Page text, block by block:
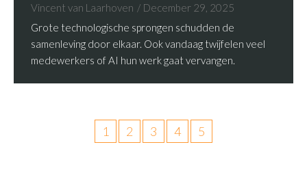
Vincent van Laarhoven
December 29, 2025
Grote technologische sprongen schudden de
samenleving door elkaar. Ook vandaag twijfelen veel
medewerkers of AI hun werk gaat vervangen.
1 2 3 4 5